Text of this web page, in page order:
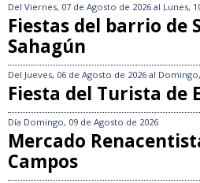
Del Viernes, 07 de Agosto de 2026 al Lunes,
Fiestas del barrio de
Sahagún
Del Jueves, 06 de Agosto de 2026 al
Fiesta del Turista de
Día Domingo, 09 de Agosto de 2026
Mercado
Campos